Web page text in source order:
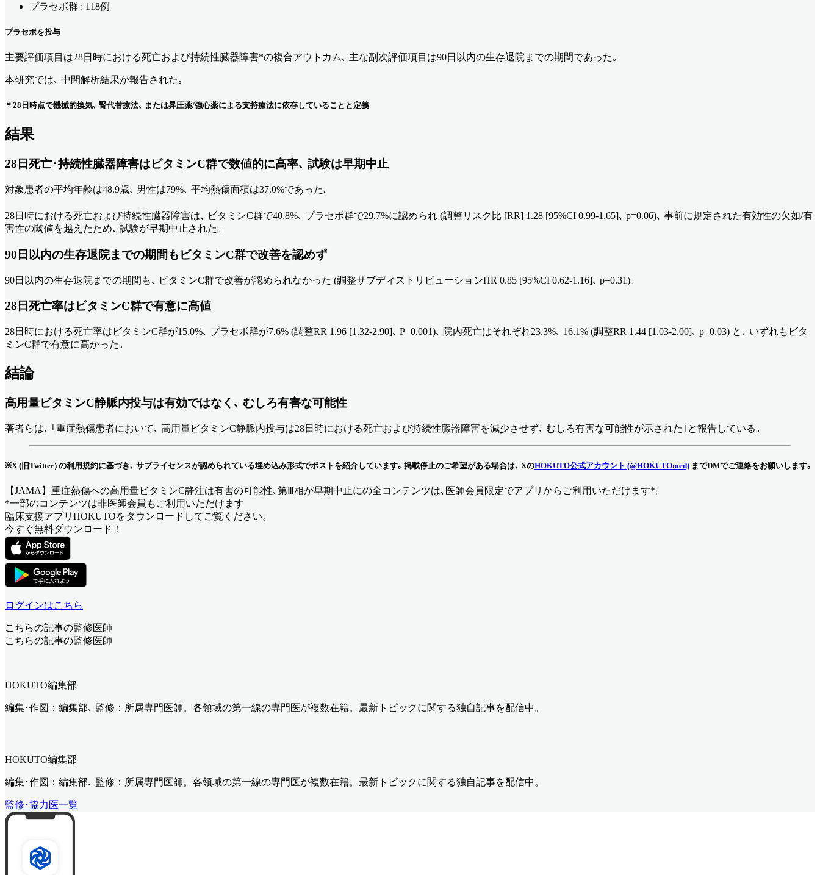
プラセボ群 : 118例
プラセボを投与
主要評価項目は28日時における死亡および持続性臓器障害*の複合アウトカム､ 主な副次評価項目は90日以内の生存退院までの期間であった｡
本研究では､ 中間解析結果が報告された｡
＊28日時点で機械的換気､ 腎代替療法､ または昇圧薬/強心薬による支持療法に依存していることと定義
結果
28日死亡･持続性臓器障害はビタミンC群で数値的に高率､ 試験は早期中止
対象患者の平均年齢は48.9歳､ 男性は79%､ 平均熱傷面積は37.0%であった｡
28日時における死亡および持続性臓器障害は､ ビタミンC群で40.8%､ プラセボ群で29.7%に認められ (調整リスク比 [RR] 1.28 [95%CI 0.99-1.65]､ p=0.06)､ 事前に規定された有効性の欠如/有
害性の閾値を越えたため､ 試験が早期中止された｡
90日以内の生存退院までの期間もビタミンC群で改善を認めず
90日以内の生存退院までの期間も､ ビタミンC群で改善が認められなかった (調整サブディストリビューションHR 0.85 [95%CI 0.62-1.16]､ p=0.31)｡
28日死亡率はビタミンC群で有意に高値
28日時における死亡率はビタミンC群が15.0%､ プラセボ群が7.6% (調整RR 1.96 [1.32-2.90]､ P=0.001)､ 院内死亡はそれぞれ23.3%､ 16.1% (調整RR 1.44 [1.03-2.00]､ p=0.03) と､ いずれもビタ
ミンC群で有意に高かった｡
結論
高用量ビタミンC静脈内投与は有効ではなく､ むしろ有害な可能性
著者らは､ ｢重症熱傷患者において､ 高用量ビタミンC静脈内投与は28日時における死亡および持続性臓器障害を減少させず､ むしろ有害な可能性が示された｣と報告している｡
※X (旧Twitter) の利用規約に基づき､ サブライセンスが認められている埋め込み形式でポストを紹介しています｡ 掲載停止のご希望がある場合は､ XのHOKUTO公式アカウント (@HOKUTOmed) までDMでご連絡をお願いします｡
【JAMA】重症熱傷への高用量ビタミンC静注は有害の可能性､第Ⅲ相が早期中止にの全コンテンツは､医師会員限定でアプリからご利用いただけます*。
*一部のコンテンツは非医師会員もご利用いただけます
臨床支援アプリHOKUTOをダウンロードしてご覧ください。
今すぐ無料ダウンロード！
ログインはこちら
こちらの記事の監修医師
こちらの記事の監修医師
HOKUTO編集部
編集･作図：編集部､ 監修：所属専門医師。各領域の第一線の専門医が複数在籍。最新トピックに関する独自記事を配信中。
HOKUTO編集部
編集･作図：編集部､ 監修：所属専門医師。各領域の第一線の専門医が複数在籍。最新トピックに関する独自記事を配信中。
監修･協力医一覧